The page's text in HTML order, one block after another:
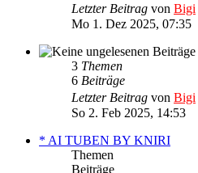
Letzter Beitrag von Bigi
Mo 1. Dez 2025, 07:35
3 Themen
6 Beiträge
Letzter Beitrag von Bigi
So 2. Feb 2025, 14:53
* AI TUBEN BY KNIRI
Themen
Beiträge